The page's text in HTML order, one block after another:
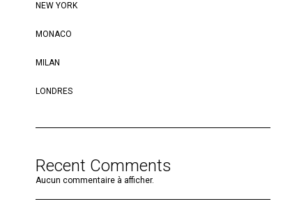
NEW YORK
MONACO
MILAN
LONDRES
Recent Comments
Aucun commentaire à afficher.